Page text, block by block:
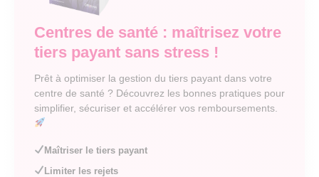
Centres de santé : maîtrisez votre
tiers payant sans stress !
Prêt à optimiser la gestion du tiers payant dans votre
centre de santé ? Découvrez les bonnes pratiques pour
simplifier, sécuriser et accélérer vos remboursements.
Maîtriser le tiers payant
Limiter les rejets